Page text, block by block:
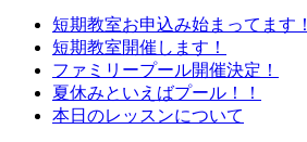
短期教室お申込み始まってます！
短期教室開催します！
ファミリープール開催決定！
夏休みといえばプール！！
本日のレッスンについて